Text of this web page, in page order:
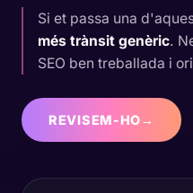
Si et passa una
més trànsit genèric.
SEO ben treballada i
REVISEM-HO →